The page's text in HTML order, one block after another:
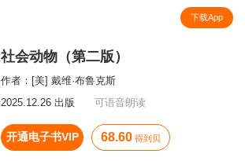
下载App
社会动物（第二版）
作者： [美] 戴维·布鲁克斯
2025.12.26 出版
可语音朗读
开通电子书VIP 68.60 得到贝